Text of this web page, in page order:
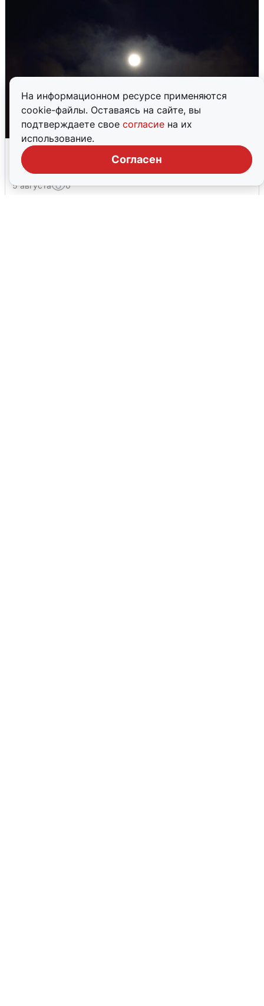
На информационном ресурсе применяются
cookie-файлы. Оставаясь на сайте, вы
подтверждаете свое согласие на их
использование.
Согласен
Взрывы в Воронеже после сигнала
тревоги
5 августа 0